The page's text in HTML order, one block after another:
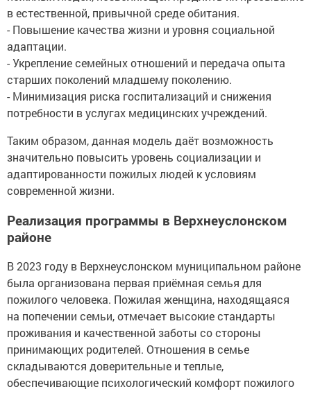
в естественной, привычной среде обитания.
- Повышение качества жизни и уровня социальной
адаптации.
- Укрепление семейных отношений и передача опыта
старших поколений младшему поколению.
- Минимизация риска госпитализаций и снижения
потребности в услугах медицинских учреждений.
Таким образом, данная модель даёт возможность
значительно повысить уровень социализации и
адаптированности пожилых людей к условиям
современной жизни.
Реализация программы в Верхнеуслонском
районе
В 2023 году в Верхнеуслонском муниципальном районе
была организована первая приёмная семья для
пожилого человека. Пожилая женщина, находящаяся
на попечении семьи, отмечает высокие стандарты
проживания и качественной заботы со стороны
принимающих родителей. Отношения в семье
складываются доверительные и теплые,
обеспечивающие психологический комфорт пожилого